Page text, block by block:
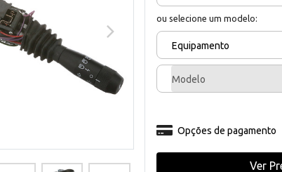
ou selecione um modelo:
Equipamento
Modelo
Opções de pagamento
Ver